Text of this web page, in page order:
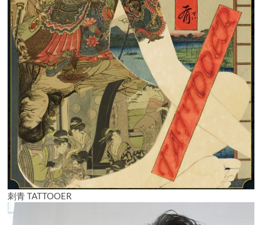
刺青 TATTOOER